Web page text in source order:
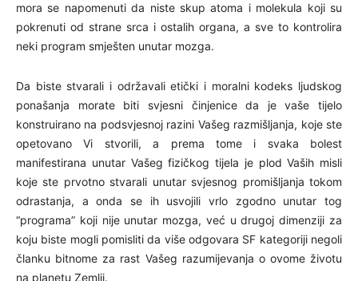
mora se napomenuti da niste skup atoma i molekula koji su
pokrenuti od strane srca i ostalih organa, a sve to kontrolira
neki program smješten unutar mozga.
Da biste stvarali i održavali etički i moralni kodeks ljudskog
ponašanja morate biti svjesni činjenice da je vaše tijelo
konstruirano na podsvjesnoj razini Vašeg razmišljanja, koje ste
opetovano Vi stvorili, a prema tome i svaka bolest
manifestirana unutar Vašeg fizičkog tijela je plod Vaših misli
koje ste prvotno stvarali unutar svjesnog promišljanja tokom
odrastanja, a onda se ih usvojili vrlo zgodno unutar tog
“programa” koji nije unutar mozga, već u drugoj dimenziji za
koju biste mogli pomisliti da više odgovara SF kategoriji negoli
članku bitnome za rast Vašeg razumijevanja o ovome životu
na planetu Zemlji.